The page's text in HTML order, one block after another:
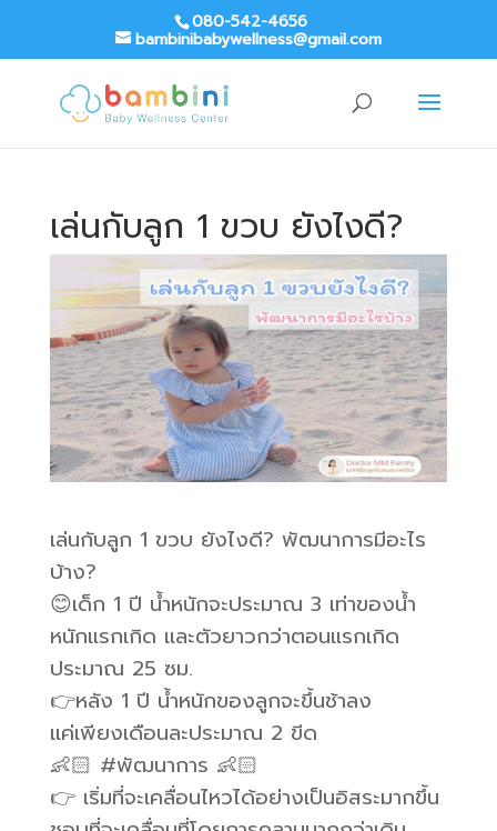
080-542-4656
bambinibabywellness@gmail.com
เล่นกับลูก 1 ขวบ ยังไงดี?
เล่นกับลูก 1 ขวบ ยังไงดี? พัฒนาการมีอะไร
บ้าง?
😊เด็ก 1 ปี น้ำหนักจะประมาณ 3 เท่าของน้ำ
หนักแรกเกิด และตัวยาวกว่าตอนแรกเกิด
ประมาณ 25 ซม.
👉หลัง 1 ปี น้ำหนักของลูกจะขึ้นช้าลง
แค่เพียงเดือนละประมาณ 2 ขีด
👶🏻 #พัฒนาการ 👶🏻
👉 เริ่มที่จะเคลื่อนไหวได้อย่างเป็นอิสระมากขึ้น